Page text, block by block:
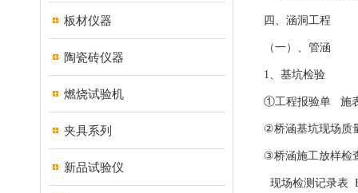
板材仪器
陶瓷砖仪器
燃烧试验机
夹具系列
新品试验仪
四、涵洞工程
（一）、管涵
1、基坑检验
①工程报验单 施
②桥涵基坑现场质
③桥涵施工放样检
现场检测记录表